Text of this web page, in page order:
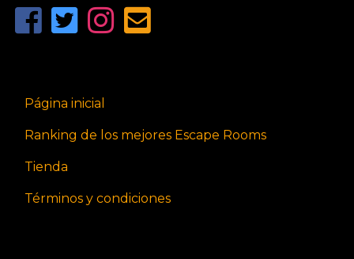
Página inicial
Ranking de los mejores Escape Rooms
Tienda
Términos y condiciones